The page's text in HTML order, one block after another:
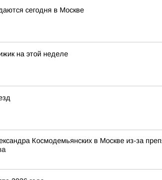
сегодня в Москве
на этой неделе
Космодемьянских в Москве из-за